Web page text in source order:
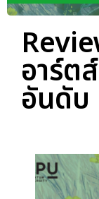
อาร์ต
อันดับ